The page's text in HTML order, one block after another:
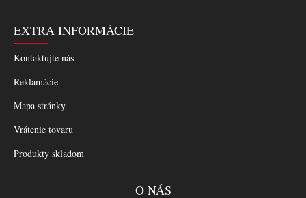
EXTRA INFORMÁCIE
Kontaktujte nás
Reklamácie
Mapa stránky
Vrátenie tovaru
Produkty skladom
O NÁS